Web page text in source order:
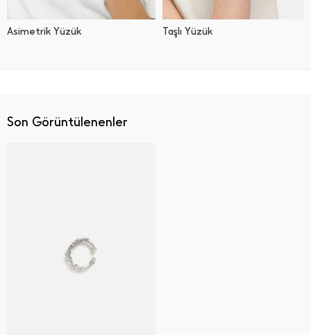
Asimetrik Yüzük Taşlı Yüzük
Son Görüntülenenler